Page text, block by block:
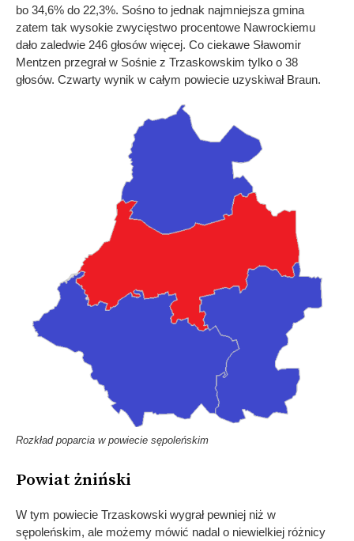
bo 34,6% do 22,3%. Sośno to jednak najmniejsza gmina
zatem tak wysokie zwycięstwo procentowe Nawrockiemu
dało zaledwie 246 głosów więcej. Co ciekawe Sławomir
Mentzen przegrał w Sośnie z Trzaskowskim tylko o 38
głosów. Czwarty wynik w całym powiecie uzyskiwał Braun.
Rozkład poparcia w powiecie sępoleńskim
Powiat żniński
W tym powiecie Trzaskowski wygrał pewniej niż w
sępoleńskim, ale możemy mówić nadal o niewielkiej różnicy